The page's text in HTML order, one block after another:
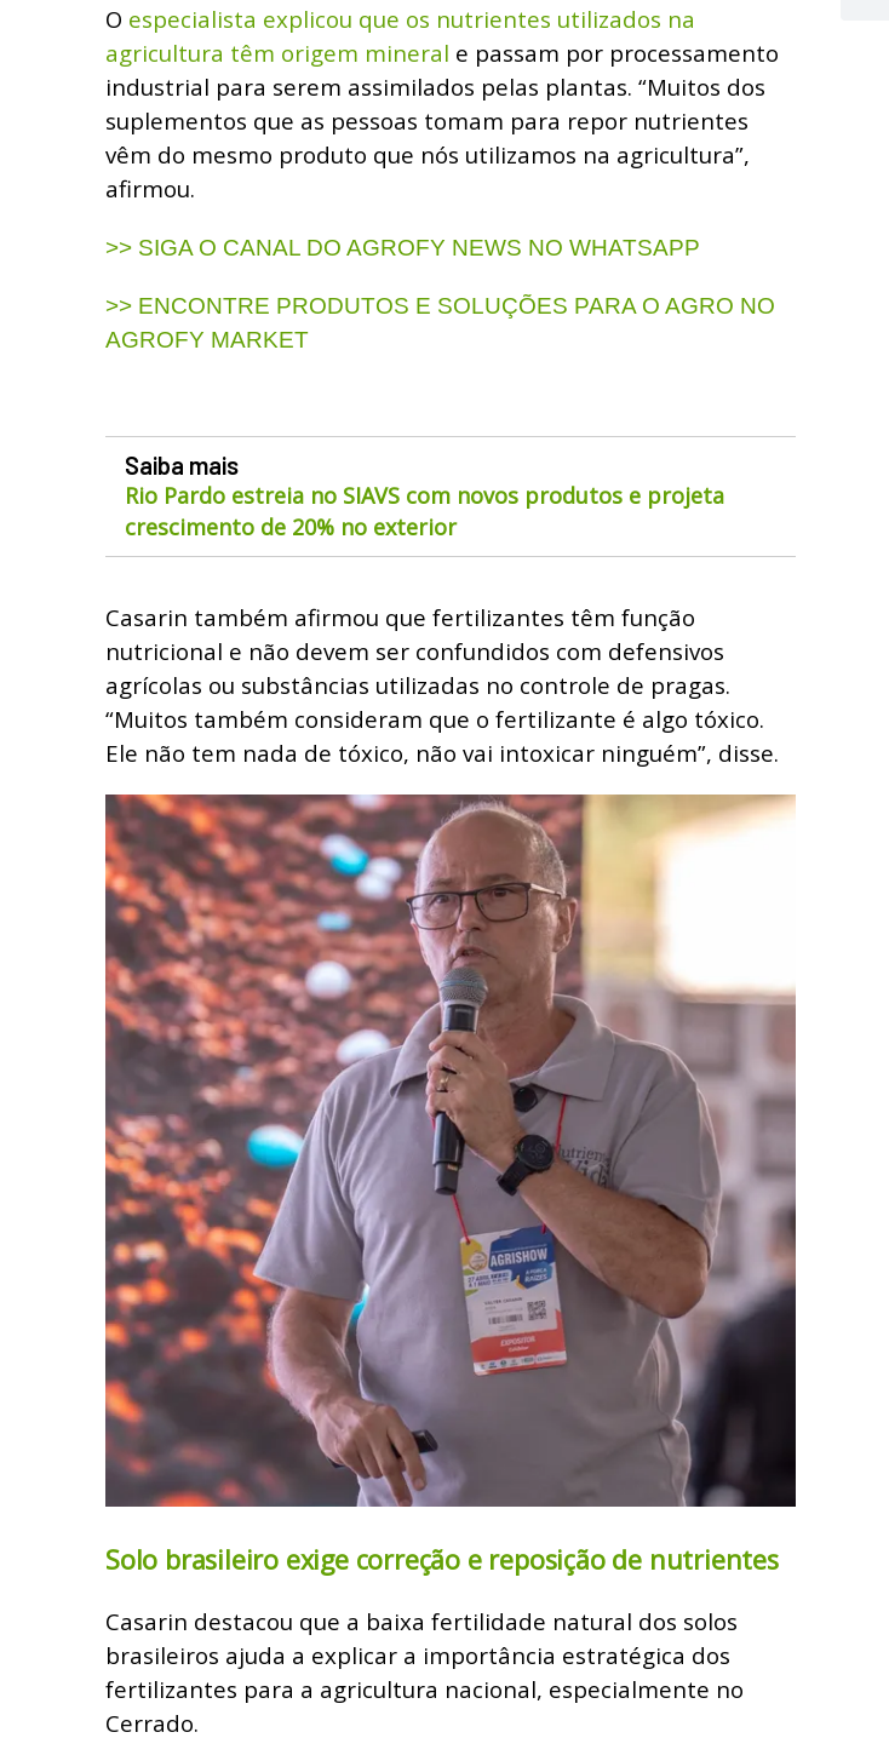
O especialista explicou que os nutrientes utilizados na
agricultura têm origem mineral e passam por processamento
industrial para serem assimilados pelas plantas. “Muitos dos
suplementos que as pessoas tomam para repor nutrientes
vêm do mesmo produto que nós utilizamos na agricultura”,
afirmou.
>> SIGA O CANAL DO AGROFY NEWS NO WHATSAPP
>> ENCONTRE PRODUTOS E SOLUÇÕES PARA O AGRO NO
AGROFY MARKET
Saiba mais
Rio Pardo estreia no SIAVS com novos produtos e projeta
crescimento de 20% no exterior
Casarin também afirmou que fertilizantes têm função
nutricional e não devem ser confundidos com defensivos
agrícolas ou substâncias utilizadas no controle de pragas.
“Muitos também consideram que o fertilizante é algo tóxico.
Ele não tem nada de tóxico, não vai intoxicar ninguém”, disse.
Solo brasileiro exige correção e reposição de nutrientes
Casarin destacou que a baixa fertilidade natural dos solos
brasileiros ajuda a explicar a importância estratégica dos
fertilizantes para a agricultura nacional, especialmente no
Cerrado.